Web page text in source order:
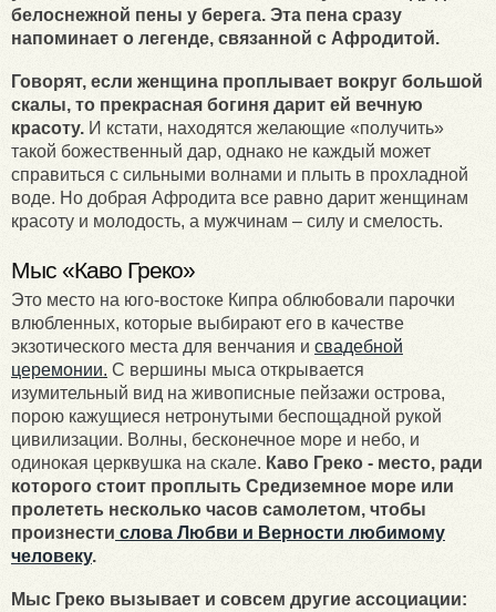
белоснежной пены у берега. Эта пена сразу
напоминает о легенде, связанной с Афродитой.
Говорят, если женщина проплывает вокруг большой
скалы, то прекрасная богиня дарит ей вечную
красоту. И кстати, находятся желающие «получить»
такой божественный дар, однако не каждый может
справиться с сильными волнами и плыть в прохладной
воде. Но добрая Афродита все равно дарит женщинам
красоту и молодость, а мужчинам – силу и смелость.
Мыс «Каво Греко»
Это место на юго-востоке Кипра облюбовали парочки
влюбленных, которые выбирают его в качестве
экзотического места для венчания и свадебной
церемонии. С вершины мыса открывается
изумительный вид на живописные пейзажи острова,
порою кажущиеся нетронутыми беспощадной рукой
цивилизации. Волны, бесконечное море и небо, и
одинокая церквушка на скале. Каво Греко - место, ради
которого стоит проплыть Средиземное море или
пролететь несколько часов самолетом, чтобы
произнести слова Любви и Верности любимому
человеку.
Мыс Греко вызывает и совсем другие ассоциации: